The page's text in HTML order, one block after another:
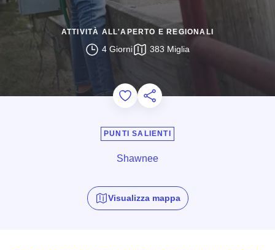
ATTIVITÀ ALL'APERTO E REGIONALI
4 Giorni 383 Miglia
Add to Favorites
Condividi questa pagina
PUNTI SALIENTI
Shawnee
Visualizza mappa